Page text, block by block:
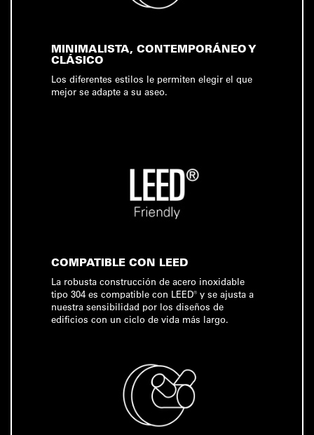
MINIMALISTA, CONTEMPORÁNEO Y
CLÁSICO
Los diferentes estilos le permiten elegir el que
mejor se adapte a su aseo.
COMPATIBLE CON LEED
La robusta construcción de acero inoxidable
tipo 304 es compatible con LEED® y se ajusta a
nuestra sensibilidad por los diseños de
edificios con un ciclo de vida más largo.